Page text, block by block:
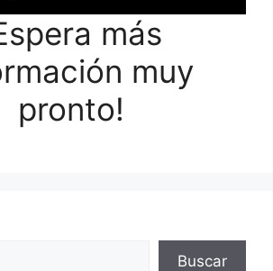
más
muy
pronto!
Buscar